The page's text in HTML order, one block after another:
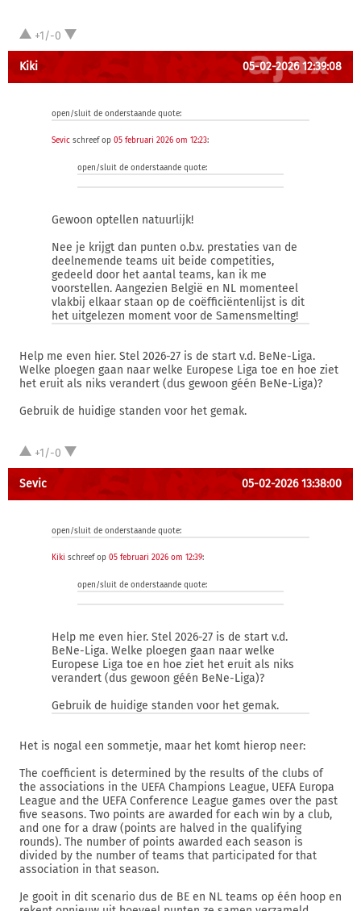
+1/-0
Kiki 05-02-2026 12:39:08
open/sluit de onderstaande quote:
Sevic schreef op 05 februari 2026 om 12:23:
open/sluit de onderstaande quote:
Gewoon optellen natuurlijk!
Nee je krijgt dan punten o.b.v. prestaties van de
deelnemende teams uit beide competities,
gedeeld door het aantal teams, kan ik me
voorstellen. Aangezien België en NL momenteel
vlakbij elkaar staan op de coëfficiëntenlijst is dit
het uitgelezen moment voor de Samensmelting!
Help me even hier. Stel 2026-27 is de start v.d. BeNe-Liga.
Welke ploegen gaan naar welke Europese Liga toe en hoe ziet
het eruit als niks verandert (dus gewoon géén BeNe-Liga)?
Gebruik de huidige standen voor het gemak.
+1/-0
Sevic 05-02-2026 13:38:00
open/sluit de onderstaande quote:
Kiki schreef op 05 februari 2026 om 12:39:
open/sluit de onderstaande quote:
Help me even hier. Stel 2026-27 is de start v.d.
BeNe-Liga. Welke ploegen gaan naar welke
Europese Liga toe en hoe ziet het eruit als niks
verandert (dus gewoon géén BeNe-Liga)?
Gebruik de huidige standen voor het gemak.
Het is nogal een sommetje, maar het komt hierop neer:
The coefficient is determined by the results of the clubs of
the associations in the UEFA Champions League, UEFA Europa
League and the UEFA Conference League games over the past
five seasons. Two points are awarded for each win by a club,
and one for a draw (points are halved in the qualifying
rounds). The number of points awarded each season is
divided by the number of teams that participated for that
association in that season.
Je gooit in dit scenario dus de BE en NL teams op één hoop en